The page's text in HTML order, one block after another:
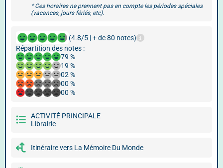
* Ces horaires ne prennent pas en compte les périodes spéciales
(vacances, jours fériés, etc).
(4.8/5 | + de 80 notes)
Répartition des notes :
79 %
19 %
02 %
00 %
00 %
ACTIVITÉ PRINCIPALE
Librairie
Itinéraire vers La Mémoire Du Monde